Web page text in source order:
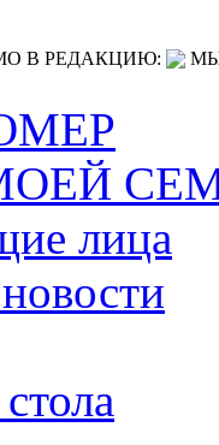
В РЕДАКЦИЮ:
лица